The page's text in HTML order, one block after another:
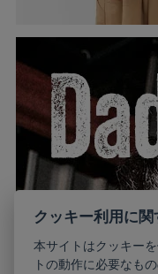
本サイトはクッキー
トの動作に必要なも
使われます。